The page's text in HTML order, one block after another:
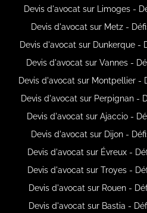
Devis d'avocat sur Limoges -
Devis d'avocat sur Metz -
Devis d'avocat sur Dunkerque -
Devis d'avocat sur Vannes -
Devis d'avocat sur Montpellier -
Devis d'avocat sur Perpignan -
Devis d'avocat sur Ajaccio -
Devis d'avocat sur Dijon -
Devis d'avocat sur Évreux -
Devis d'avocat sur Troyes -
Devis d'avocat sur Rouen -
Devis d'avocat sur Bastia -